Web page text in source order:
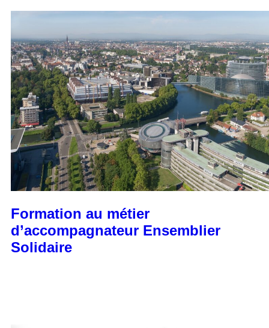
Formation au métier
d’accompagnateur Ensemblier
Solidaire